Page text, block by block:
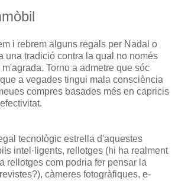
i rebrem alguns regals per Nadal o
una tradició contra la qual no només
Torno a admetre que sóc
a vegades tingui mala consciència
compres basades més en capricis
tecnològic estrella d'aquestes
intel·ligents, rellotges (hi ha realment
rellotges com podria fer pensar la
càmeres fotogràfiques, e-